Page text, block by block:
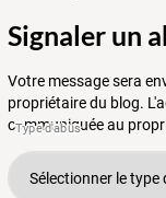
Signaler un
Votre message sera
propriétaire du blog.
communiquée au